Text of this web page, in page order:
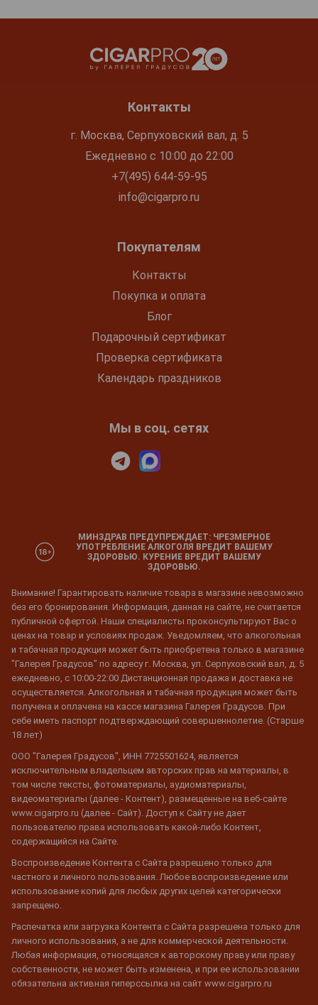
Контакты
г. Москва, Серпуховский вал, д. 5
Ежедневно с 10:00 до 22:00
+7(495) 644-59-95
info@cigarpro.ru
Покупателям
Контакты
Покупка и оплата
Блог
Подарочный сертификат
Проверка сертификата
Календарь праздников
Мы в соц. сетях
МИНЗДРАВ ПРЕДУПРЕЖДАЕТ: ЧРЕЗМЕРНОЕ
УПОТРЕБЛЕНИЕ АЛКОГОЛЯ ВРЕДИТ ВАШЕМУ
ЗДОРОВЬЮ. КУРЕНИЕ ВРЕДИТ ВАШЕМУ
ЗДОРОВЬЮ.
Внимание! Гарантировать наличие товара в магазине невозможно
без его бронирования. Информация, данная на сайте, не считается
публичной офертой. Наши специалисты проконсультируют Вас о
ценах на товар и условиях продаж. Уведомляем, что алкогольная
и табачная продукция может быть приобретена только в магазине
"Галерея Градусов" по адресу г. Москва, ул. Серпуховский вал, д. 5
ежедневно, с 10:00-22:00 Дистанционная продажа и доставка не
осуществляется. Алкогольная и табачная продукция может быть
получена и оплачена на кассе магазина Галерея Градусов. При
себе иметь паспорт подтверждающий совершеннолетие. (Старше
18 лет)
ООО "Галерея Градусов", ИНН 7725501624, является
исключительным владельцем авторских прав на материалы, в
том числе тексты, фотоматериалы, аудиоматериалы,
видеоматериалы (далее - Контент), размещенные на веб-сайте
www.cigarpro.ru (далее - Сайт). Доступ к Сайту не дает
пользователю права использовать какой-либо Контент,
содержащийся на Сайте.
Воспроизведение Контента с Сайта разрешено только для
частного и личного пользования. Любое воспроизведение или
использование копий для любых других целей категорически
запрещено.
Распечатка или загрузка Контента с Сайта разрешена только для
личного использования, а не для коммерческой деятельности.
Любая информация, относящаяся к авторскому праву или праву
собственности, не может быть изменена, и при ее использовании
обязательна активная гиперссылка на сайт www.cigarpro.ru